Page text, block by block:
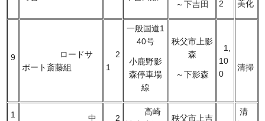
～下吉田
2
美化
9
ロードサ
ポート斎藤組
2
1
一般国道1
40号
小鹿野影
森停車場
線
秩父市上影
森
～下影森
1,
10
0
清掃
1
中
2
高崎
秩父市上吉
清